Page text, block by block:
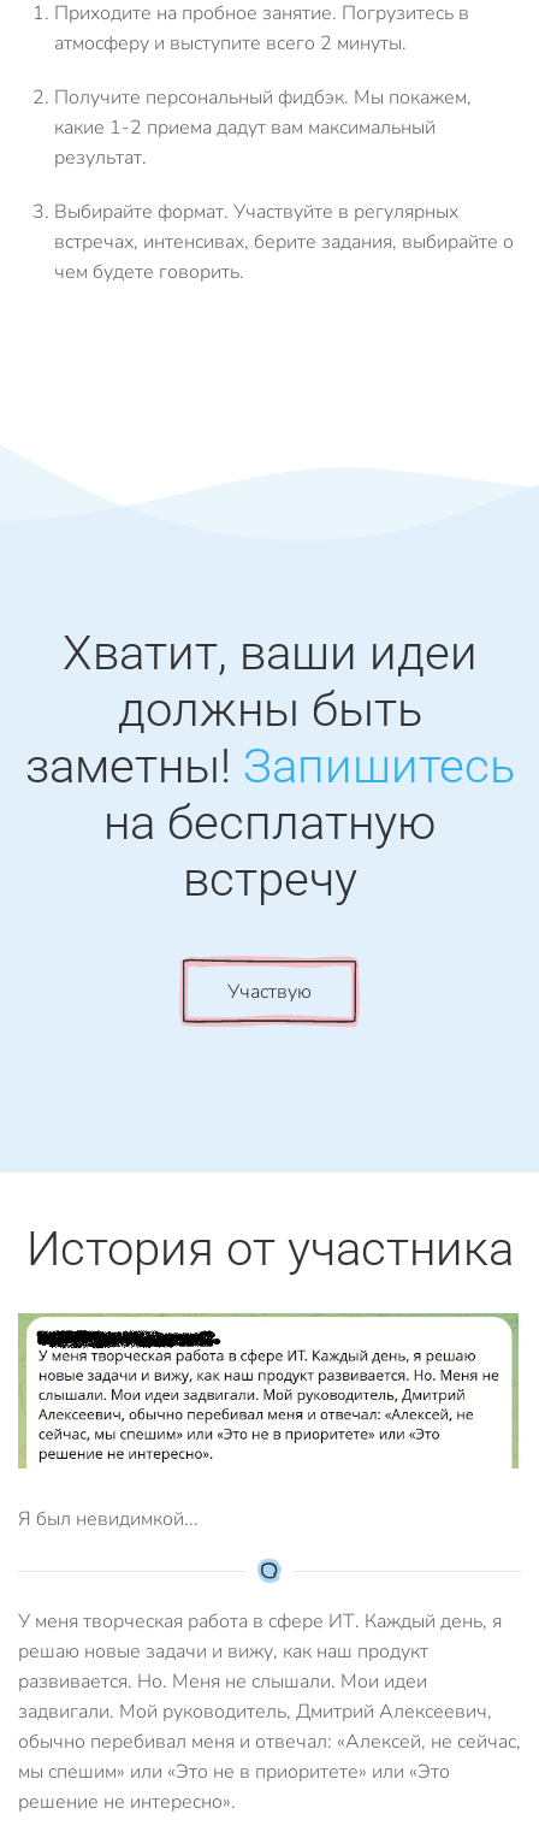
Приходите на пробное занятие. Погрузитесь в
атмосферу и выступите всего 2 минуты.
Получите персональный фидбэк. Мы покажем,
какие 1-2 приема дадут вам максимальный
результат.
Выбирайте формат. Участвуйте в регулярных
встречах, интенсивах, берите задания, выбирайте о
чем будете говорить.
Хватит, ваши идеи
должны быть
заметны! Запишитесь
на бесплатную
встречу
Участвую
История от участника
Я был невидимкой...
У меня творческая работа в сфере ИТ. Каждый день, я
решаю новые задачи и вижу, как наш продукт
развивается. Но. Меня не слышали. Мои идеи
задвигали. Мой руководитель, Дмитрий Алексеевич,
обычно перебивал меня и отвечал: «Алексей, не сейчас,
мы спешим» или «Это не в приоритете» или «Это
решение не интересно».